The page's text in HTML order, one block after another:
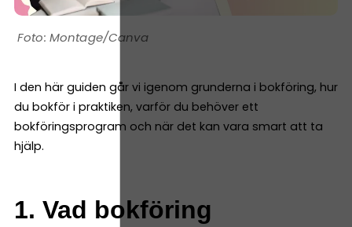
Montage/Canva
I den här guiden går vi igenom grunderna i bokföring, hur
du bokför i praktiken, varför du behöver ett
bokföringsprogram och när det kan vara smart att ta
hjälp.
1. Vad bokföring